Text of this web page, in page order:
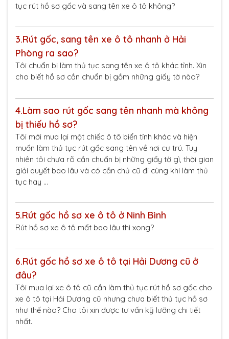
tục rút hồ sơ gốc và sang tên xe ô tô không?
3.Rút gốc, sang tên xe ô tô nhanh ở Hải
Phòng ra sao?
Tôi chuẩn bị làm thủ tục sang tên xe ô tô khác tỉnh. Xin
cho biết hồ sơ cần chuẩn bị gồm những giấy tờ nào?
4.Làm sao rút gốc sang tên nhanh mà không
bị thiếu hồ sơ?
Tôi mới mua lại một chiếc ô tô biển tỉnh khác và hiện
muốn làm thủ tục rút gốc sang tên về nơi cư trú. Tuy
nhiên tôi chưa rõ cần chuẩn bị những giấy tờ gì, thời gian
giải quyết bao lâu và có cần chủ cũ đi cùng khi làm thủ
tục hay …
5.Rút gốc hồ sơ xe ô tô ở Ninh Bình
Rút hồ sơ xe ô tô mất bao lâu thì xong?
6.Rút gốc hồ sơ xe ô tô tại Hải Dương cũ ở
đâu?
Tôi mua lại xe ô tô cũ cần làm thủ tục rút hồ sơ gốc cho
xe ô tô tại Hải Dương cũ nhưng chưa biết thủ tục hồ sơ
như thế nào? Cho tôi xin được tư vấn kỹ lưỡng chi tiết
nhất.